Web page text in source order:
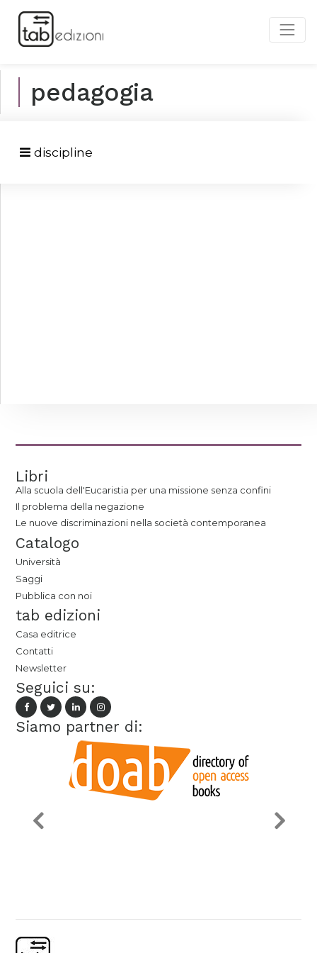
pedagogia
discipline
Libri
Alla scuola dell'Eucaristia per una missione senza confini
Il problema della negazione
Le nuove discriminazioni nella società contemporanea
Catalogo
Università
Saggi
Pubblica con noi
tab edizioni
Casa editrice
Contatti
Newsletter
Seguici su:
Siamo partner di: